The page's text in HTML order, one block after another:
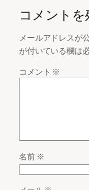
コメントを
メールアドレスが
が付いている欄は
コメント ※
名前 ※